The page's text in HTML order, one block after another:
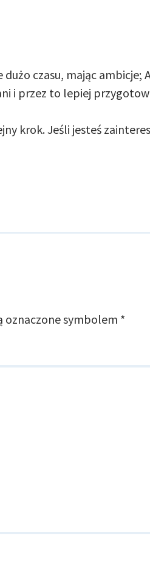
czasu, mając ambicje;
i przez to lepiej
krok. Jeśli jesteś
oznaczone symbolem *